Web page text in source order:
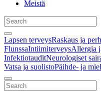
Meistä
Lapsen terveysRaskaus ja
FlunssaIntiimiterveysAllergia
InfektiotauditNeurologiset
Vatsa ja suolistoPäihde- ja